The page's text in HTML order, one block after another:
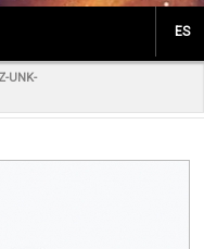
ES
UNK-